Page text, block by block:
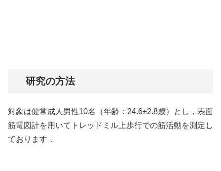
研究の方法
対象は健常成人男性10名（年齢：24.6±2.8歳）とし，表面
筋電図計を用いてトレッドミル上歩行での筋活動を測定し
ております．